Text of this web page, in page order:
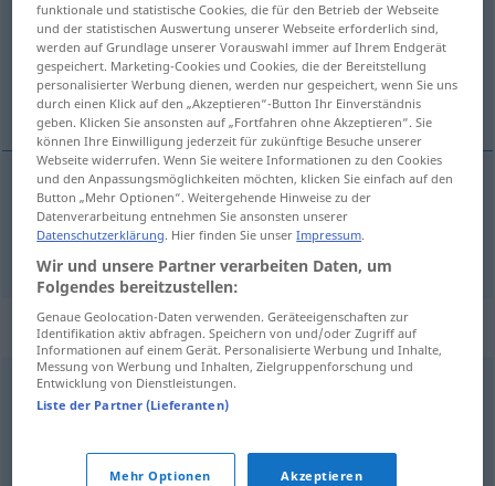
Übersicht aller Übersetzungen
(Für mehr Details die Übersetzung anklicken/antippen)
konac, nit
konac,nitf Faden
Synonyme für "Faden"
Faser,Litze
Garn
funktionale und statistische Cookies, die für den Betrieb der Webseite
und der statistischen Auswertung unserer Webseite erforderlich sind,
werden auf Grundlage unserer Vorauswahl immer auf Ihrem Endgerät
gespeichert. Marketing-Cookies und Cookies, die der Bereitstellung
personalisierter Werbung dienen, werden nur gespeichert, wenn Sie uns
durch einen Klick auf den „Akzeptieren“-Button Ihr Einverständnis
geben. Klicken Sie ansonsten auf „Fortfahren ohne Akzeptieren“. Sie
können Ihre Einwilligung jederzeit für zukünftige Besuche unserer
Webseite widerrufen. Wenn Sie weitere Informationen zu den Cookies
und den Anpassungsmöglichkeiten möchten, klicken Sie einfach auf den
Button „Mehr Optionen“. Weitergehende Hinweise zu der
Datenverarbeitung entnehmen Sie ansonsten unserer
Datenschutzerklärung. Hier finden Sie unserImpressum.
Wir und unsere Partner verarbeiten Daten, um
Folgendes bereitzustellen:
Genaue Geolocation-Daten verwenden. Geräteeigenschaften zur
Identifikation aktiv abfragen. Speichern von und/oder Zugriff auf
Informationen auf einem Gerät. Personalisierte Werbung und Inhalte,
Messung von Werbung und Inhalten, Zielgruppenforschung und
Entwicklung von Dienstleistungen.
Liste der Partner (Lieferanten)
Mehr Optionen Akzeptieren